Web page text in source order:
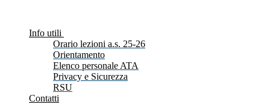
Info utili
Orario lezioni a.s. 25-26
Orientamento
Elenco personale ATA
Privacy e Sicurezza
RSU
Contatti